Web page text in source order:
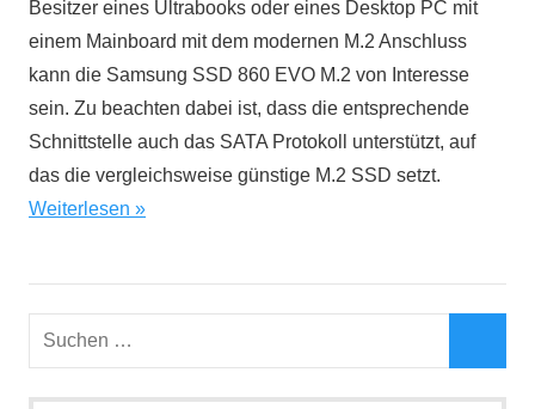
Besitzer eines Ultrabooks oder eines Desktop PC mit
einem Mainboard mit dem modernen M.2 Anschluss
kann die Samsung SSD 860 EVO M.2 von Interesse
sein. Zu beachten dabei ist, dass die entsprechende
Schnittstelle auch das SATA Protokoll unterstützt, auf
das die vergleichsweise günstige M.2 SSD setzt.
Weiterlesen
Suchen